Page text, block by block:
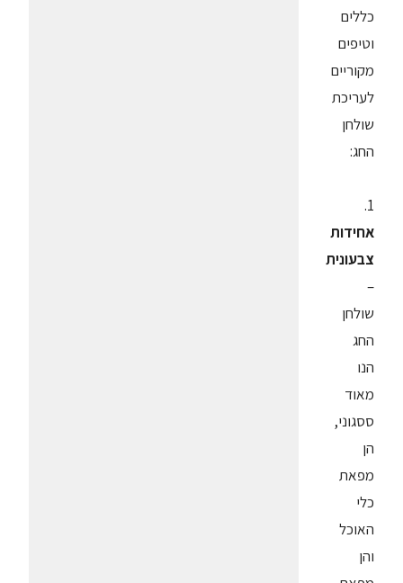
כללים
וטיפים
מקוריים
לעריכת
שולחן
החג:
1.
אחידות
צבעונית
–
שולחן
החג
הנו
מאוד
ססגוני,
הן
מפאת
כלי
האוכל
והן